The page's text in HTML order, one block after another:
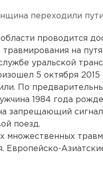
переходили
проводится
травмирования на
уральской
5 октября 2015
По
1984 года
запрещающий
поезд.
множественных
Европейско-